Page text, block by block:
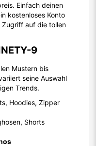
Einfach deinen
kostenloses Konto
Zugriff auf die tollen
9
Mustern bis
seine Auswahl
Trends.
Hoodies, Zipper
Shorts